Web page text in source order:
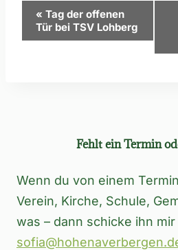
Veranstaltung-
Navigation
« Tag der offenen
Tür bei TSV Lohberg
Fehlt ein Termin
Wenn du von einem
Verein, Kirche, Schule,
was – dann schicke ihn